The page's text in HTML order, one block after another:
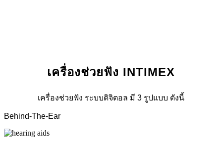
เครื่องช่วยฟัง INTIMEX
เครื่องช่วยฟัง ระบบดิจิตอล มี 3 รูปแบบ ดังนี้
Behind-The-Ear